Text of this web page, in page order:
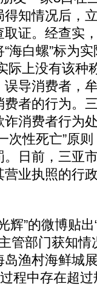
知情况后，
证。经查实
海白螺”标为
际上没有该种
导消费者，
者的行为。
诈消费者行为
次性死亡”原
日前，三亚
业执照的行
”的微博贴出
管部门获知
渔村海鲜城
程中存在超